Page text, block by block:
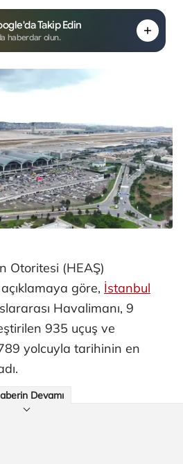
Takip Edin
haberdar olun.
Otoritesi (HEAŞ)
göre, İstanbul
Havalimanı, 9
935 uçuş ve
yolcuyla tarihinin en
Devamı